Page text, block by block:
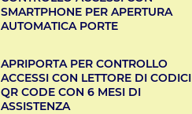
SMARTPHONE PER APERTURA
AUTOMATICA PORTE
APRIPORTA PER CONTROLLO
ACCESSI CON LETTORE DI CODICI
QR CODE CON 6 MESI DI
ASSISTENZA